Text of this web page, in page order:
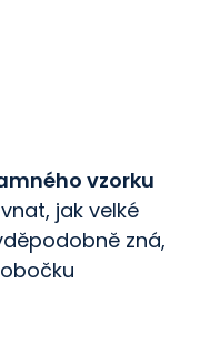
vzorku
jak velké
zná,